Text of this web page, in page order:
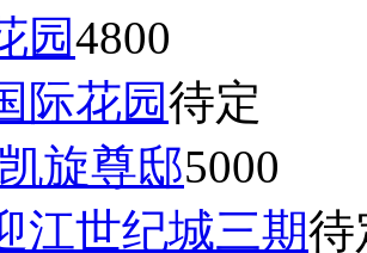
园4800
际花园待定
旋尊邸5000
江世纪城三期待